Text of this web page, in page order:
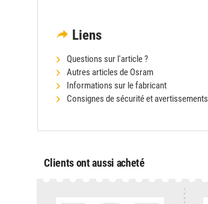
Liens
Questions sur l'article ?
Autres articles de Osram
Informations sur le fabricant
Consignes de sécurité et avertissements
Clients ont aussi acheté